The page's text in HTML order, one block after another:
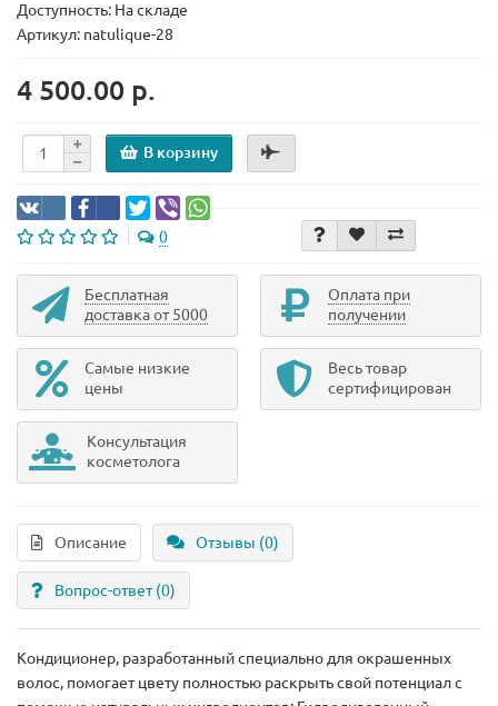
Доступность: На складе
Артикул: natulique-28
4 500.00 р.
В корзину
0
Бесплатная
доставка от 5000
Оплата при
получении
Самые низкие
цены
Весь товар
сертифицирован
Консультация
косметолога
Описание Отзывы (0)
Вопрос-ответ(0)
Кондиционер, разработанный специально для окрашенных
волос, помогает цвету полностью раскрыть свой потенциал с